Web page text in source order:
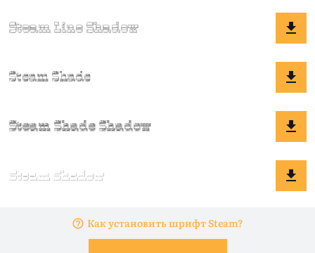
Как установить шрифт Steam?